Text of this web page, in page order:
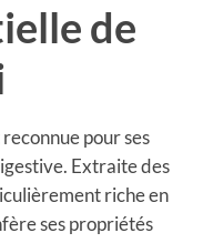
de
pour ses
Extraite des
riche en
ses propriétés